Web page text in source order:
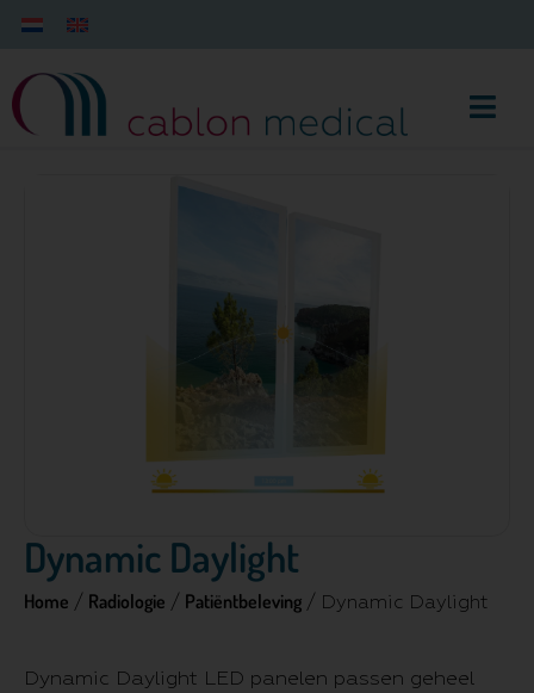
Dynamic Daylight
Home / Radiologie / Patiëntbeleving / Dynamic Daylight
Dynamic Daylight LED panelen passen geheel